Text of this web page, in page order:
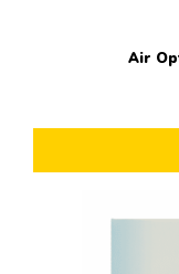
Air